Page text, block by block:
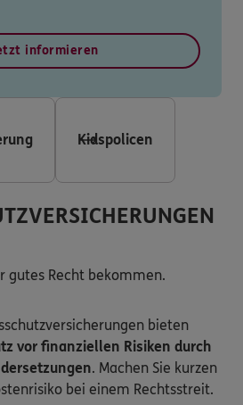
informieren
Kidspolicen
gutes Recht bekommen.
bieten
vor finanziellen Risiken durch
. Machen Sie kurzen
bei einem Rechtsstreit.